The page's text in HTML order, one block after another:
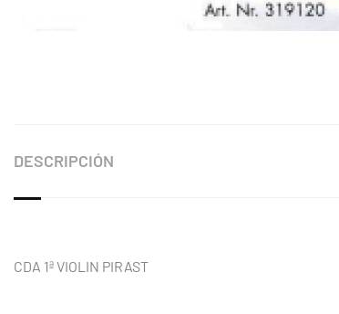
DESCRIPCIÓN
CDA 1ª VIOLIN PIRAST